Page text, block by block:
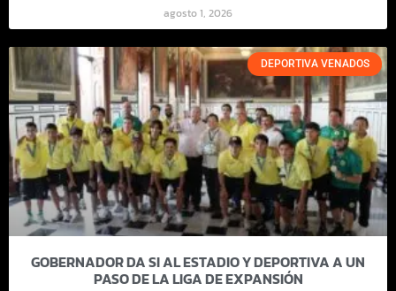
agosto 1, 2026
DEPORTIVA VENADOS
GOBERNADOR DA SI AL ESTADIO Y DEPORTIVA A UN
PASO DE LA LIGA DE EXPANSIÓN